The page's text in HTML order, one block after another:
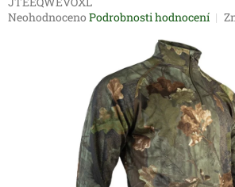
Průměrné
Neohodnoceno Podrobnosti hodnocení